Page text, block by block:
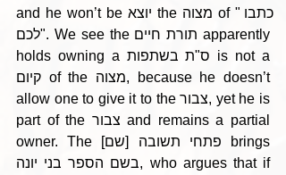
and he won’t be יוצא the מצוה of "כתבו
לכם". We see the תורת חיים apparently
holds owning a ס"ת בשתפות is not a
קיום of the מצוה, because he doesn’t
allow one to give it to the צבור, yet he is
part of the צבור and remains a partial
owner. The פתחי תשובה [שם] brings
בשם הספר בני יונה, who argues that if